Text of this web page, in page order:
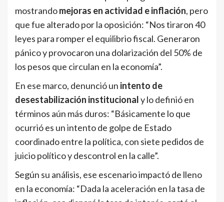
mostrandomejoras en actividad e inflación, pero
que fue alterado por la oposición: “Nos tiraron 40
leyes para romper el equilibrio fiscal. Generaron
pánico y provocaron una dolarización del 50% de
los pesos que circulan en la economía”.
En ese marco, denunció un intento de
desestabilización institucionaly lo definió en
términos aún más duros: “Básicamente lo que
ocurrió es un intento de golpe de Estado
coordinado entre la política, con siete pedidos de
juicio político y descontrol en la calle”.
Según su análisis, ese escenario impactó de lleno
en la economía: “Dada la aceleración en la tasa de